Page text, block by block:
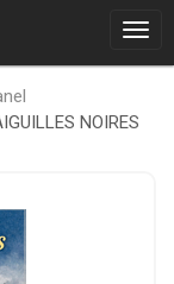
NOIRES